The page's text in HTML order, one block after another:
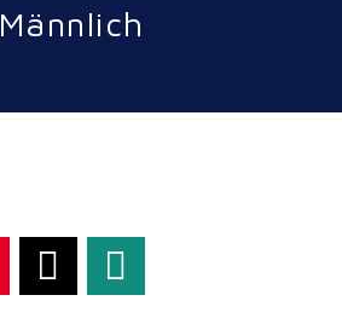
Männlich